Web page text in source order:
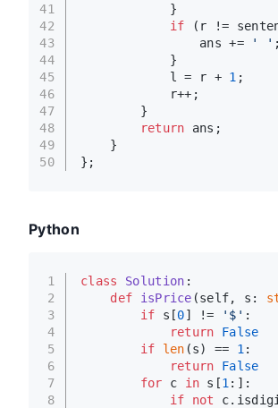
41
42
43
44
45
46
47
48
49
50
            }
if (r !=
                ans +=
' ' ;
            }
            l = r +
1 ;
            r++;
        }
return ans;
    }
};
Python
1
2
3
4
5
6
7
8
class Solution :
def
isPrice (self, s:
if s[0] != '$' :
return
False
if
len (s) == 1 :
return
False
for c in s[1 :]:
if
not